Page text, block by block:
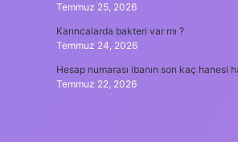
Temmuz 25, 2026
Karıncalarda bakteri var mı ?
Temmuz 24, 2026
Hesap numarası ibanın son kaç hanesi
Temmuz 22, 2026